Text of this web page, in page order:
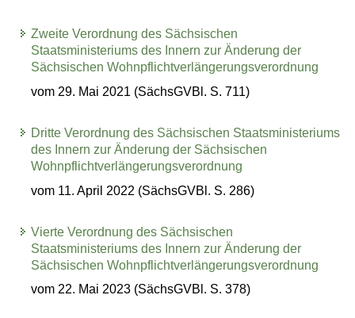
Zweite Verordnung des Sächsischen
Staatsministeriums des Innern zur Änderung der
Sächsischen Wohnpflichtverlängerungsverordnung
vom 29. Mai 2021 (SächsGVBl. S. 711)
Dritte Verordnung des Sächsischen Staatsministeriums
des Innern zur Änderung der Sächsischen
Wohnpflichtverlängerungsverordnung
vom 11. April 2022 (SächsGVBl. S. 286)
Vierte Verordnung des Sächsischen
Staatsministeriums des Innern zur Änderung der
Sächsischen Wohnpflichtverlängerungsverordnung
vom 22. Mai 2023 (SächsGVBl. S. 378)